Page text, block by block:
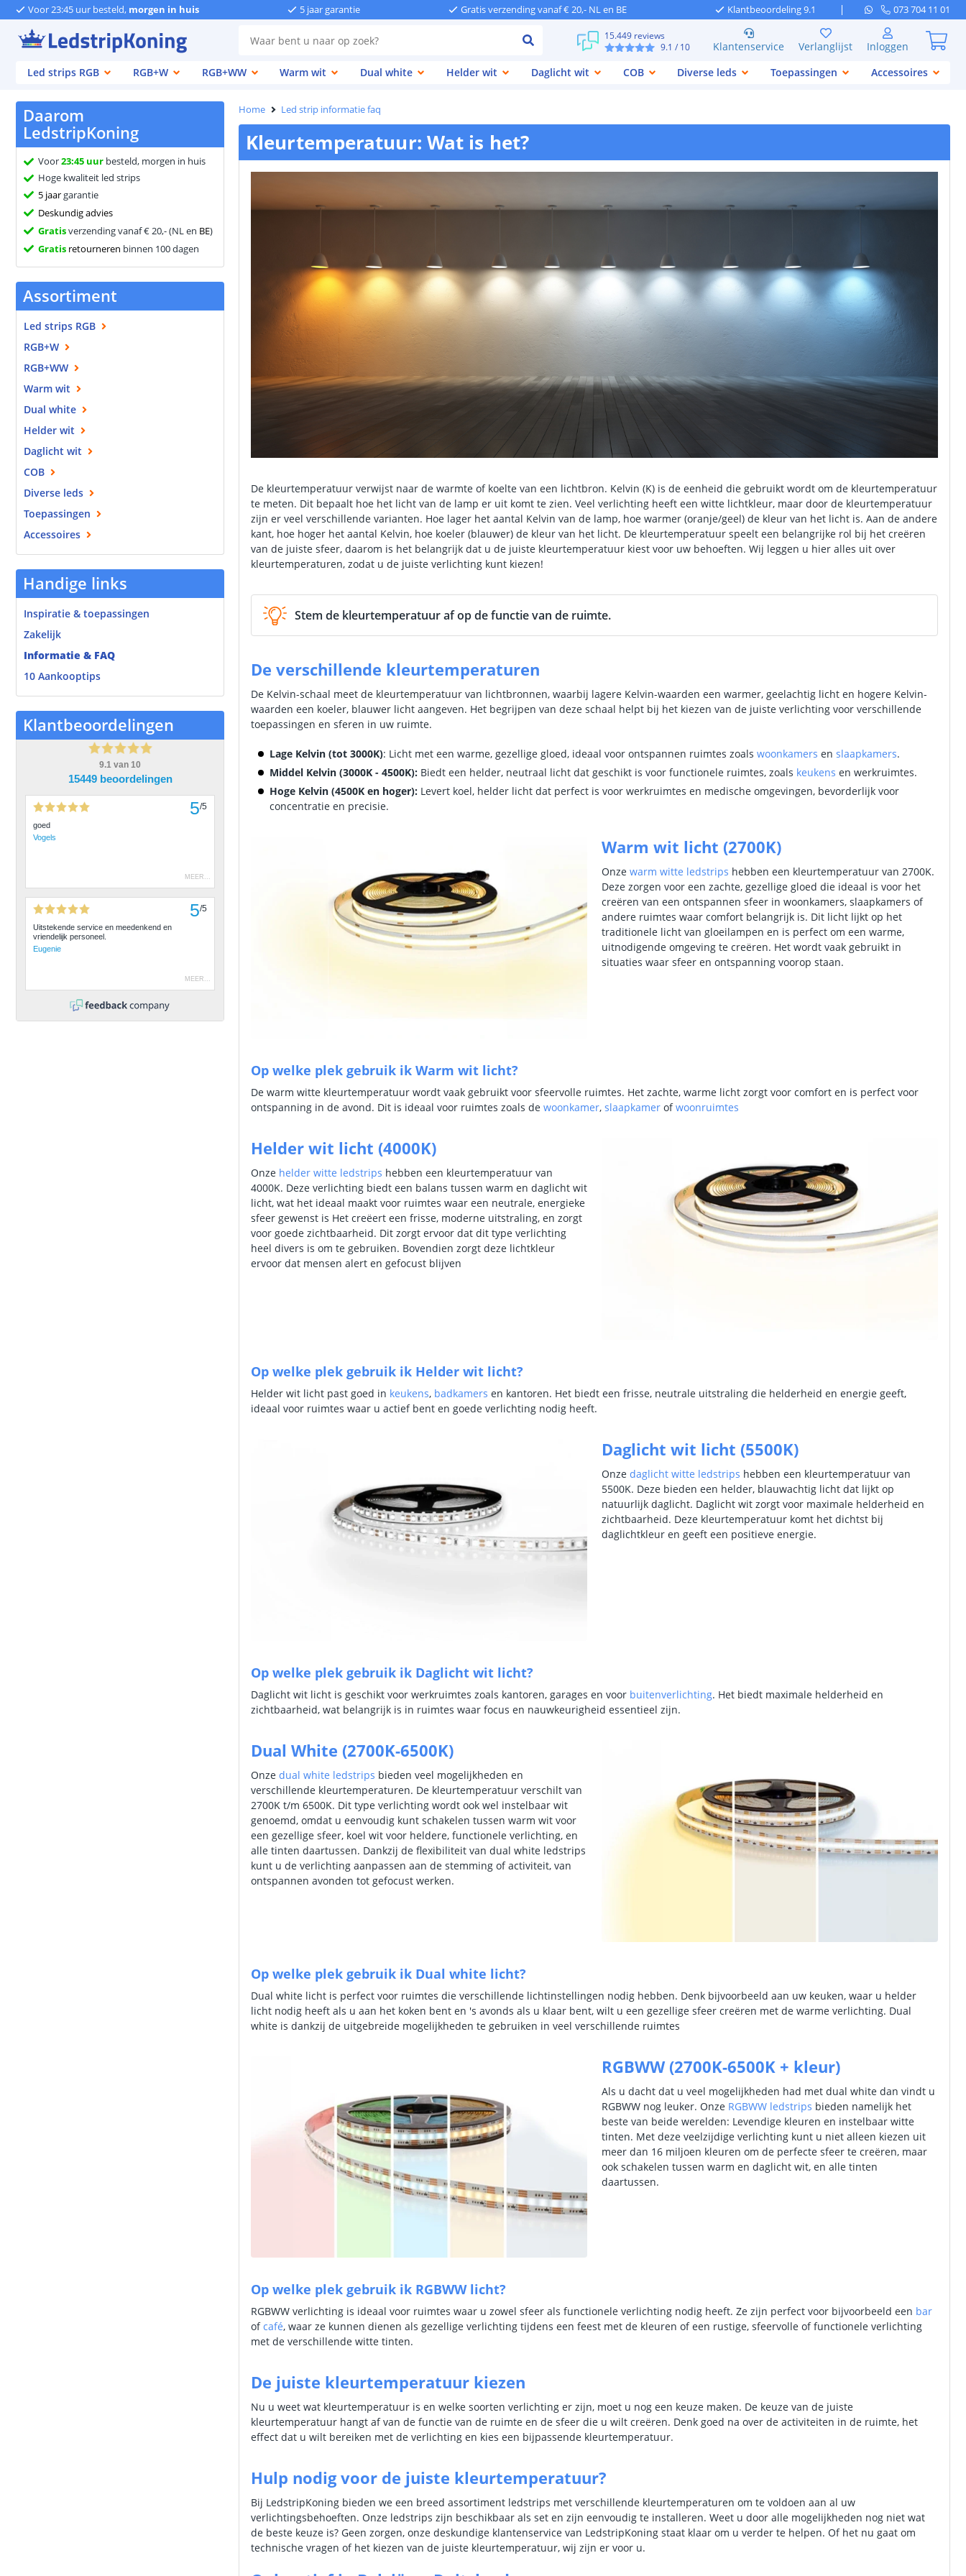
Voor 23:45 uur besteld, morgen in huis 5 jaar garantie Gratis verzending vanaf € 20,- NL en BE Klantbeoordeling 9.1 073 704 11 01
15.449 reviews
9.1 / 10 Klantenservice Verlanglijst
Inloggen
Led strips RGB
RGB+W RGB+WW Warm wit Dual white Helder wit Daglicht wit COB Diverse leds Toepassingen Accessoires
Daarom
LedstripKoning
Voor23:45 uur besteld, morgen in huis
Hoge kwaliteit led strips
5 jaargarantie
Deskundig advies
Gratisverzending vanaf € 20,- (NL en BE)
Gratis retourneren binnen 100 dagen
Assortiment
Led strips RGB
RGB+W
RGB+WW
Warm wit
Dual white
Helder wit
Daglicht wit
COB
Diverse leds
Toepassingen
Accessoires
Handige links
Inspiratie & toepassingen
Zakelijk
Informatie & FAQ
10 Aankooptips
Klantbeoordelingen
9.1 van 10
15449 beoordelingen
5/5
goed
Vogels
MEER ...
5/5
Uitstekende service en meedenkend en
vriendelijk personeel.
Eugenie
MEER ...
Home Led strip informatie faq
Kleurtemperatuur: Wat is het?
De kleurtemperatuur verwijst naar de warmte of koelte van een lichtbron. Kelvin (K) is de eenheid die gebruikt wordt om de kleurtemperatuur
te meten. Dit bepaalt hoe het licht van de lamp er uit komt te zien. Veel verlichting heeft een witte lichtkleur, maar door de kleurtemperatuur
zijn er veel verschillende varianten. Hoe lager het aantal Kelvin van de lamp, hoe warmer (oranje/geel) de kleur van het licht is. Aan de andere
kant, hoe hoger het aantal Kelvin, hoe koeler (blauwer) de kleur van het licht. De kleurtemperatuur speelt een belangrijke rol bij het creëren
van de juiste sfeer, daarom is het belangrijk dat u de juiste kleurtemperatuur kiest voor uw behoeften. Wij leggen u hier alles uit over
kleurtemperaturen, zodat u de juiste verlichting kunt kiezen!
Stem de kleurtemperatuur af op de functie van de ruimte.
De verschillende kleurtemperaturen
De Kelvin-schaal meet de kleurtemperatuur van lichtbronnen, waarbij lagere Kelvin-waarden een warmer, geelachtig licht en hogere Kelvin-
waarden een koeler, blauwer licht aangeven. Het begrijpen van deze schaal helpt bij het kiezen van de juiste verlichting voor verschillende
toepassingen en sferen in uw ruimte.
Lage Kelvin (tot 3000K): Licht met een warme, gezellige gloed, ideaal voor ontspannen ruimtes zoals woonkamers en slaapkamers.
Middel Kelvin (3000K - 4500K): Biedt een helder, neutraal licht dat geschikt is voor functionele ruimtes, zoals keukens en werkruimtes.
Hoge Kelvin (4500K en hoger): Levert koel, helder licht dat perfect is voor werkruimtes en medische omgevingen, bevorderlijk voor
concentratie en precisie.
Warm wit licht (2700K)
Onze warm witte ledstrips hebben een kleurtemperatuur van 2700K.
Deze zorgen voor een zachte, gezellige gloed die ideaal is voor het
creëren van een ontspannen sfeer in woonkamers, slaapkamers of
andere ruimtes waar comfort belangrijk is. Dit licht lijkt op het
traditionele licht van gloeilampen en is perfect om een warme,
uitnodigende omgeving te creëren. Het wordt vaak gebruikt in
situaties waar sfeer en ontspanning voorop staan.
Op welke plek gebruik ik Warm wit licht?
De warm witte kleurtemperatuur wordt vaak gebruikt voor sfeervolle ruimtes. Het zachte, warme licht zorgt voor comfort en is perfect voor
ontspanning in de avond. Dit is ideaal voor ruimtes zoals de woonkamer, slaapkamer ofwoonruimtes
Helder wit licht (4000K)
Onze helder witte ledstrips hebben een kleurtemperatuur van
4000K. Deze verlichting biedt een balans tussen warm en daglicht wit
licht, wat het ideaal maakt voor ruimtes waar een neutrale, energieke
sfeer gewenst is Het creëert een frisse, moderne uitstraling, en zorgt
voor goede zichtbaarheid. Dit zorgt ervoor dat dit type verlichting
heel divers is om te gebruiken. Bovendien zorgt deze lichtkleur
ervoor dat mensen alert en gefocust blijven
Op welke plek gebruik ik Helder wit licht?
Helder wit licht past goed in keukens, badkamers en kantoren. Het biedt een frisse, neutrale uitstraling die helderheid en energie geeft,
ideaal voor ruimtes waar u actief bent en goede verlichting nodig heeft.
Daglicht wit licht (5500K)
Onze daglicht witte ledstrips hebben een kleurtemperatuur van
5500K. Deze bieden een helder, blauwachtig licht dat lijkt op
natuurlijk daglicht. Daglicht wit zorgt voor maximale helderheid en
zichtbaarheid. Deze kleurtemperatuur komt het dichtst bij
daglichtkleur en geeft een positieve energie.
Op welke plek gebruik ik Daglicht wit licht?
Daglicht wit licht is geschikt voor werkruimtes zoals kantoren, garages en voor buitenverlichting. Het biedt maximale helderheid en
zichtbaarheid, wat belangrijk is in ruimtes waar focus en nauwkeurigheid essentieel zijn.
Dual White (2700K-6500K)
Onze dual white ledstrips bieden veel mogelijkheden en
verschillende kleurtemperaturen. De kleurtemperatuur verschilt van
2700K t/m 6500K. Dit type verlichting wordt ook wel instelbaar wit
genoemd, omdat u eenvoudig kunt schakelen tussen warm wit voor
een gezellige sfeer, koel wit voor heldere, functionele verlichting, en
alle tinten daartussen. Dankzij de flexibiliteit van dual white ledstrips
kunt u de verlichting aanpassen aan de stemming of activiteit, van
ontspannen avonden tot gefocust werken.
Op welke plek gebruik ik Dual white licht?
Dual white licht is perfect voor ruimtes die verschillende lichtinstellingen nodig hebben. Denk bijvoorbeeld aan uw keuken, waar u helder
licht nodig heeft als u aan het koken bent en 's avonds als u klaar bent, wilt u een gezellige sfeer creëren met de warme verlichting. Dual
white is dankzij de uitgebreide mogelijkheden te gebruiken in veel verschillende ruimtes
RGBWW (2700K-6500K + kleur)
Als u dacht dat u veel mogelijkheden had met dual white dan vindt u
RGBWW nog leuker. Onze RGBWW ledstrips bieden namelijk het
beste van beide werelden: Levendige kleuren en instelbaar witte
tinten. Met deze veelzijdige verlichting kunt u niet alleen kiezen uit
meer dan 16 miljoen kleuren om de perfecte sfeer te creëren, maar
ook schakelen tussen warm en daglicht wit, en alle tinten
daartussen.
Op welke plek gebruik ik RGBWW licht?
RGBWW verlichting is ideaal voor ruimtes waar u zowel sfeer als functionele verlichting nodig heeft. Ze zijn perfect voor bijvoorbeeld een bar
ofcafé, waar ze kunnen dienen als gezellige verlichting tijdens een feest met de kleuren of een rustige, sfeervolle of functionele verlichting
met de verschillende witte tinten.
De juiste kleurtemperatuur kiezen
Nu u weet wat kleurtemperatuur is en welke soorten verlichting er zijn, moet u nog een keuze maken. De keuze van de juiste
kleurtemperatuur hangt af van de functie van de ruimte en de sfeer die u wilt creëren. Denk goed na over de activiteiten in de ruimte, het
effect dat u wilt bereiken met de verlichting en kies een bijpassende kleurtemperatuur.
Hulp nodig voor de juiste kleurtemperatuur?
Bij LedstripKoning bieden we een breed assortiment ledstrips met verschillende kleurtemperaturen om te voldoen aan al uw
verlichtingsbehoeften. Onze ledstrips zijn beschikbaar als set en zijn eenvoudig te installeren. Weet u door alle mogelijkheden nog niet wat
de beste keuze is? Geen zorgen, onze deskundige klantenservice van LedstripKoning staat klaar om u verder te helpen. Of het nu gaat om
technische vragen of het kiezen van de juiste kleurtemperatuur, wij zijn er voor u.